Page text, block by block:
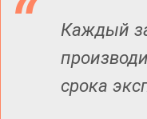
Каждый
срока